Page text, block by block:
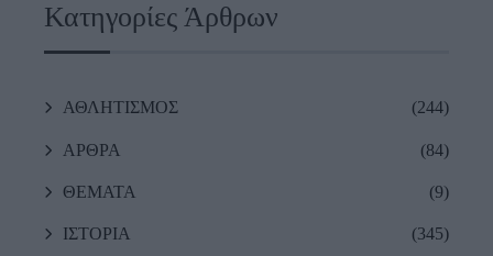
Κατηγορίες Άρθρων
ΑΘΛΗΤΙΣΜΟΣ (244)
ΑΡΘΡΑ (84)
ΘΕΜΑΤΑ (9)
ΙΣΤΟΡΙΑ (345)